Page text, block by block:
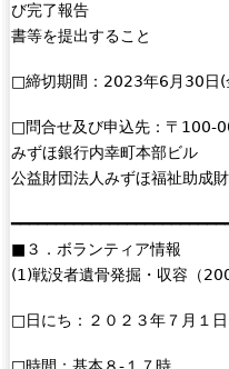
び完了報告
書等を提出すること
□締切期間：2023年6月30日(
□問合せ及び申込先：〒100-
みずほ銀行内幸町本部ビル
公益財団法人みずほ福祉助成
■３．ボランティア情報
(1)戦没者遺骨発掘・収容（
□日にち：２０２３年７月１